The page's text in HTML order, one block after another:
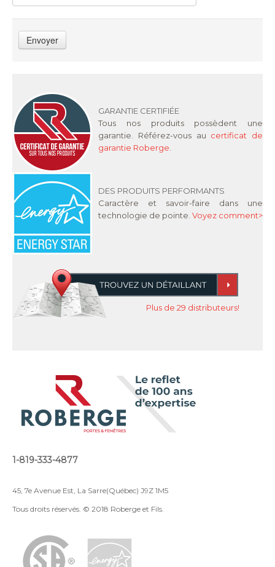
Envoyer
GARANTIE CERTIFIÉE
Tous nos produits possèdent une
garantie. Référez-vous au certificat de
garantie Roberge.
DES PRODUITS PERFORMANTS
Caractère et savoir-faire dans une
technologie de pointe. Voyez comment>
Plus de 29 distributeurs!
1-819-333-4877
45, 7e Avenue Est, La Sarre(Québec) J9Z 1M5
Tous droits réservés. © 2018 Roberge et Fils.